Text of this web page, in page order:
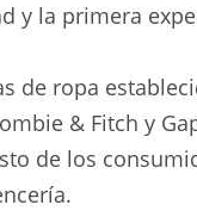
y la primera
de ropa
& Fitch y
de los